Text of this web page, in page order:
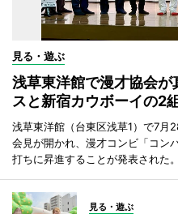
見る・遊ぶ
浅草東洋館で漫才協会
スと新宿カウボーイの2組
浅草東洋館（台東区浅草1）で7月
会見が開かれ、漫才コンビ「コン
打ちに昇進することが発表された。
見る・遊ぶ